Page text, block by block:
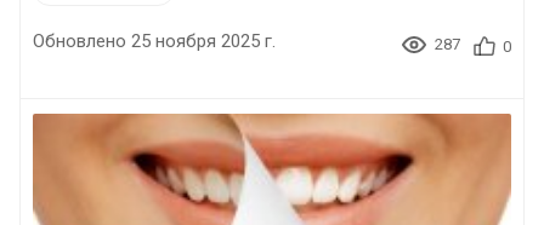
Обновлено 25 ноября 2025 г. 287 0